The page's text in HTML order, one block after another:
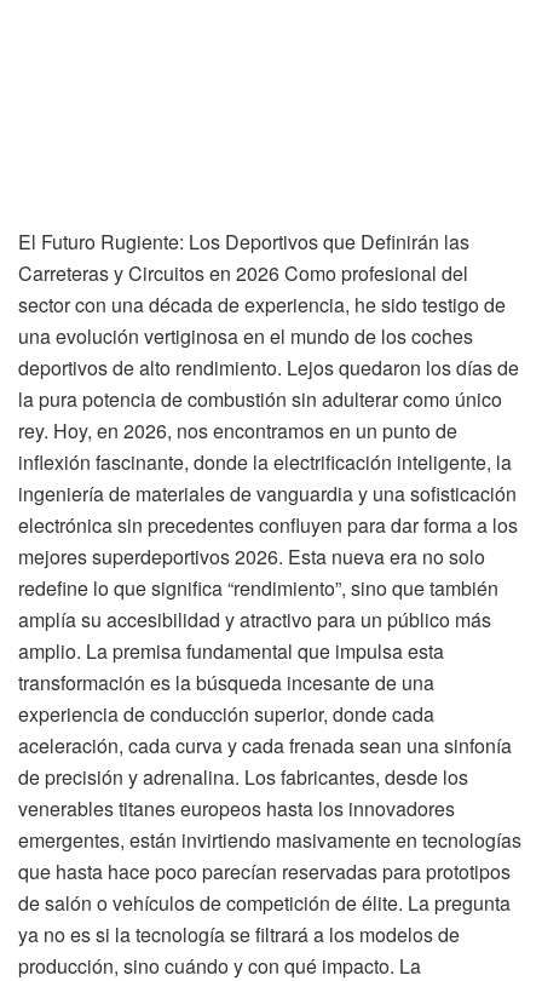
El Futuro Rugiente: Los Deportivos que Definirán las
Carreteras y Circuitos en 2026 Como profesional del
sector con una década de experiencia, he sido testigo de
una evolución vertiginosa en el mundo de los coches
deportivos de alto rendimiento. Lejos quedaron los días de
la pura potencia de combustión sin adulterar como único
rey. Hoy, en 2026, nos encontramos en un punto de
inflexión fascinante, donde la electrificación inteligente, la
ingeniería de materiales de vanguardia y una sofisticación
electrónica sin precedentes confluyen para dar forma a los
mejores superdeportivos 2026. Esta nueva era no solo
redefine lo que significa “rendimiento”, sino que también
amplía su accesibilidad y atractivo para un público más
amplio. La premisa fundamental que impulsa esta
transformación es la búsqueda incesante de una
experiencia de conducción superior, donde cada
aceleración, cada curva y cada frenada sean una sinfonía
de precisión y adrenalina. Los fabricantes, desde los
venerables titanes europeos hasta los innovadores
emergentes, están invirtiendo masivamente en tecnologías
que hasta hace poco parecían reservadas para prototipos
de salón o vehículos de competición de élite. La pregunta
ya no es si la tecnología se filtrará a los modelos de
producción, sino cuándo y con qué impacto. La